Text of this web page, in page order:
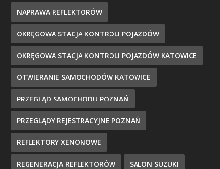
NAPRAWA REFLEKTORÓW
OKRĘGOWA STACJA KONTROLI POJAZDÓW
OKRĘGOWA STACJA KONTROLI POJAZDÓW KATOWICE
OTWIERANIE SAMOCHODÓW KATOWICE
PRZEGLĄD SAMOCHODU POZNAŃ
PRZEGLĄDY REJESTRACYJNE POZNAŃ
REFLEKTORY XENONOWE
REGENERACJA REFLEKTORÓW SALON SUZUKI